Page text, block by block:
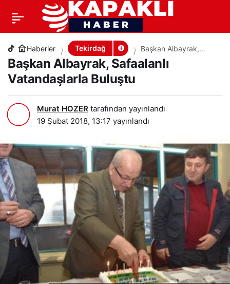
Haberler Tekirdağ
Başkan Albayrak,
Safaalanlı
Vatandaşlarla Buluştu
Başkan Albayrak, Safaalanlı
Vatandaşlarla Buluştu
Murat HOZER tarafından yayınlandı
19 Şubat 2018, 13:17 yayınlandı
Başkan Albayrak, Safaalanlı Vatandaşlarla Buluştu